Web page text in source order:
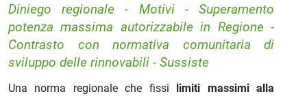
Diniego regionale - Motivi - Superamento
potenza massima autorizzabile in Regione -
Contrasto con normativa comunitaria di
sviluppo delle rinnovabili - Sussiste
Una norma regionale che fissi
limiti massimi alla